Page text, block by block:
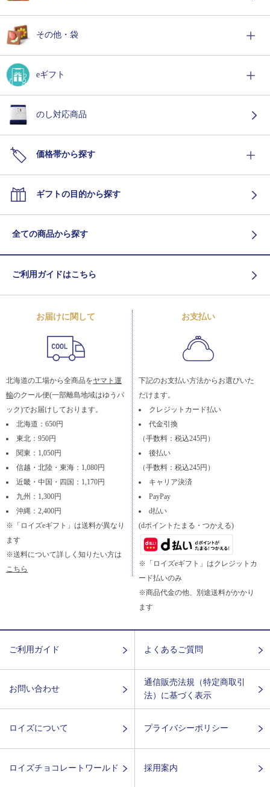
その他・袋
eギフト
のし対応商品
価格帯から探す
ギフトの目的から探す
全ての商品から探す
ご利用ガイドはこちら
お届けに関して
北海道の工場から全商品をヤマト運
輸のクール便(一部離島地域はゆうパ
ック)でお届けしております。
北海道：650円
東北：950円
関東：1,050円
信越・北陸・東海：1,080円
近畿・中国・四国：1,170円
九州：1,300円
沖縄：2,400円
※「ロイズeギフト」は送料が異なり
ます
※送料について詳しく知りたい方は
こちら
お支払い
下記のお支払い方法からお選びいた
だけます。
クレジットカード払い
代金引換
（手数料：税込245円）
後払い
（手数料：税込245円）
キャリア決済
PayPay
d払い
(dポイントたまる・つかえる)
※「ロイズeギフト」はクレジットカ
ード払いのみ
※商品代金の他、別途送料がかかり
ます
ご利用ガイド よくあるご質問
お問い合わせ
通信販売法規（特定商取引
法）に基づく表示
ロイズについて プライバシーポリシー
ロイズチョコレートワールド 採用案内